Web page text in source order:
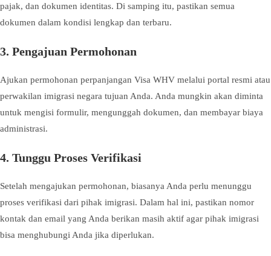
pajak, dan dokumen identitas. Di samping itu, pastikan semua
dokumen dalam kondisi lengkap dan terbaru.
3. Pengajuan Permohonan
Ajukan permohonan perpanjangan Visa WHV melalui portal resmi atau
perwakilan imigrasi negara tujuan Anda. Anda mungkin akan diminta
untuk mengisi formulir, mengunggah dokumen, dan membayar biaya
administrasi.
4. Tunggu Proses Verifikasi
Setelah mengajukan permohonan, biasanya Anda perlu menunggu
proses verifikasi dari pihak imigrasi. Dalam hal ini, pastikan nomor
kontak dan email yang Anda berikan masih aktif agar pihak imigrasi
bisa menghubungi Anda jika diperlukan.